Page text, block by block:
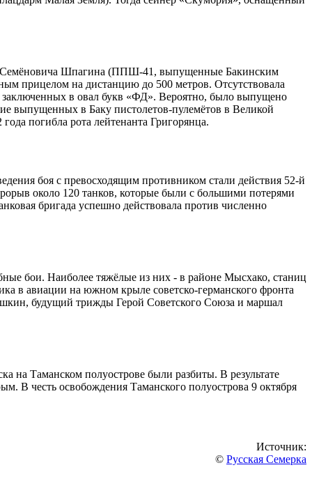
Семёновича Шпагина (ППШ-41, выпущенные Бакинским
прицелом на дистанцию до 500 метров. Отсутствовала
заключенных в овал букв «ФД». Вероятно, было выпущено
выпущенных в Баку пистолетов-пулемётов в Великой
погибла рота лейтенанта Григорянца.
боя с превосходящим противником стали действия 52-й
около 120 танков, которые были с большими потерями
бригада успешно действовала против численно
бои. Наиболее тяжёлые из них - в районе Мысхако, станиц
в авиации на южном крыле советско-германского фронта
будущий трижды Герой Советского Союза и маршал
на Таманском полуострове были разбиты. В результате
В честь освобождения Таманского полуострова 9 октября
Источник:
© Русская Семерка